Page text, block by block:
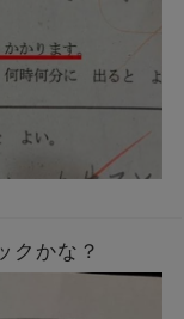
クかな？